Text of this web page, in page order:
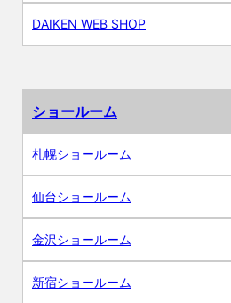
DAIKEN WEB SHOP
ショールーム
札幌ショールーム
仙台ショールーム
金沢ショールーム
新宿ショールーム